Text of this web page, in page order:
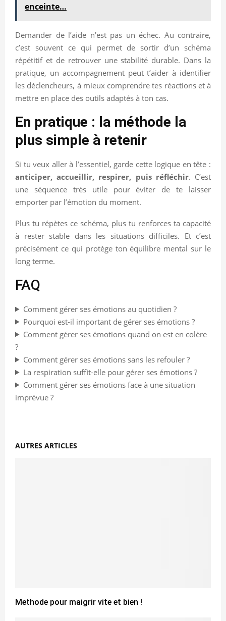
enceinte…
Demander de l’aide n’est pas un échec. Au contraire,
c’est souvent ce qui permet de sortir d’un schéma
répétitif et de retrouver une stabilité durable. Dans la
pratique, un accompagnement peut t’aider à identifier
les déclencheurs, à mieux comprendre tes réactions et à
mettre en place des outils adaptés à ton cas.
En pratique : la méthode la
plus simple à retenir
Si tu veux aller à l’essentiel, garde cette logique en tête :
anticiper, accueillir, respirer, puis réfléchir. C’est
une séquence très utile pour éviter de te laisser
emporter par l’émotion du moment.
Plus tu répètes ce schéma, plus tu renforces ta capacité
à rester stable dans les situations difficiles. Et c’est
précisément ce qui protège ton équilibre mental sur le
long terme.
FAQ
Comment gérer ses émotions au quotidien ?
Pourquoi est-il important de gérer ses émotions ?
Comment gérer ses émotions quand on est en colère
?
Comment gérer ses émotions sans les refouler ?
La respiration suffit-elle pour gérer ses émotions ?
Comment gérer ses émotions face à une situation
imprévue ?
AUTRES ARTICLES
Methode pour maigrir vite et bien !